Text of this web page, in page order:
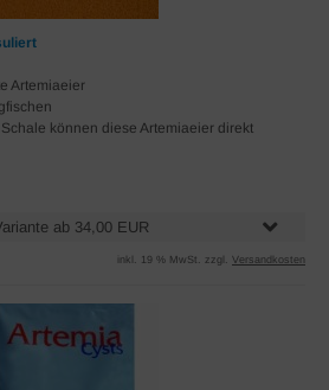
Artemiaeier
können diese Artemiaeier direkt
ab 34,00 EUR
inkl. 19 % MwSt. zzgl. Versandkosten